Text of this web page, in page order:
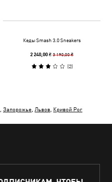
Кеды Smash 3.0 Sneakers
2 240,00 ₴3 190,00 ₴
(2)
Запорожье Львов Кривой Рог